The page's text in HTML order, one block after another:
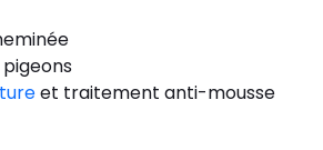
et traitement anti-mousse